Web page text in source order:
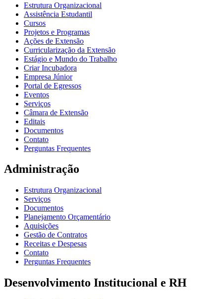
Estrutura Organizacional
Assistência Estudantil
Cursos
Projetos e Programas
Ações de Extensão
Curricularização da Extensão
Estágio e Mundo do Trabalho
Criar Incubadora
Empresa Júnior
Portal de Egressos
Eventos
Serviços
Câmara de Extensão
Editais
Documentos
Contato
Perguntas Frequentes
Administração
Estrutura Organizacional
Serviços
Documentos
Planejamento Orçamentário
Aquisições
Gestão de Contratos
Receitas e Despesas
Contato
Perguntas Frequentes
Desenvolvimento Institucional e RH